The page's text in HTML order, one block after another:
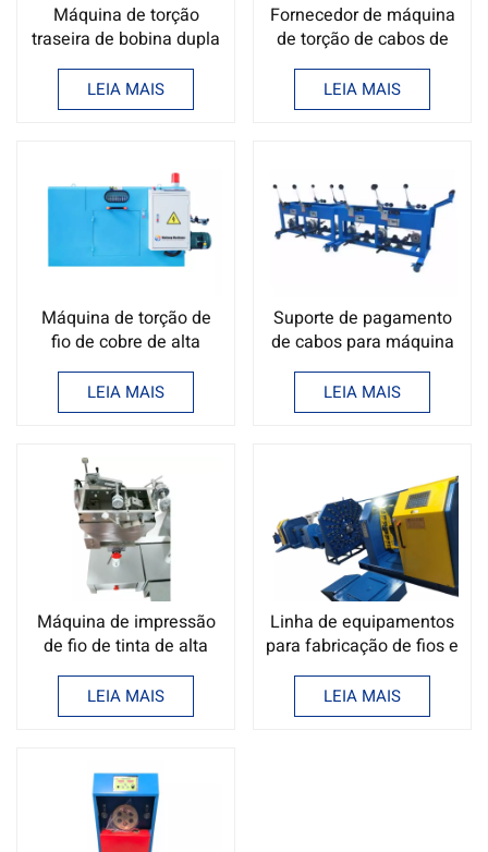
Máquina de torção
traseira de bobina dupla
vertical de 500 mm
LEIA MAIS
Fornecedor de máquina
de torção de cabos de
alta velocidade de 800 a
1000 mm
LEIA MAIS
Máquina de torção de
fio de cobre de alta
velocidade de 200-300
mm
LEIA MAIS
Suporte de pagamento
de cabos para máquina
de suporte de
pagamento de cabos
LEIA MAIS
Máquina de impressão
de fio de tinta de alta
velocidade para
máquina de impressão
de fio de cabo de aço
LEIA MAIS
Linha de equipamentos
para fabricação de fios e
cabos na China
LEIA MAIS